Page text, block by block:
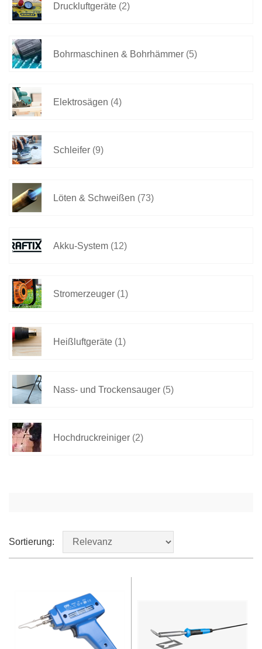
Druckluftgeräte (2)
Bohrmaschinen & Bohrhämmer (5)
Elektrosägen (4)
Schleifer (9)
Löten & Schweißen (73)
Akku-System (12)
Stromerzeuger (1)
Heißluftgeräte (1)
Nass- und Trockensauger (5)
Hochdruckreiniger (2)
Sortierung: